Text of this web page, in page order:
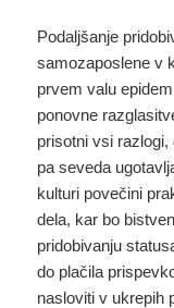
Podaljšanje
samozaposlene v
prvem valu
ponovne
prisotni vsi
pa seveda
kulturi povečini
dela, kar bo
pridobivanju
do plačila
nasloviti v ukrepih